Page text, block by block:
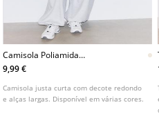
Camisola Poliamida
L07076116
9,99 €
Camisola justa curta com decote redondo
e alças largas. Disponível em várias cores.